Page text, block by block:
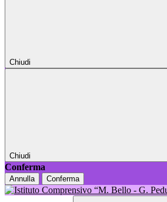
Chiudi
Chiudi
Conferma
Annulla Conferma